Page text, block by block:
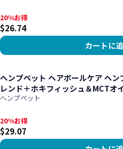
20%お得, $26.74
20%お得
$26.74
カートに
ヘンプペット ヘアボールケア ヘ
レンド＋ホキフィッシュ＆MCTオ
ヘンプペット
20%お得, $29.07
20%お得
$29.07